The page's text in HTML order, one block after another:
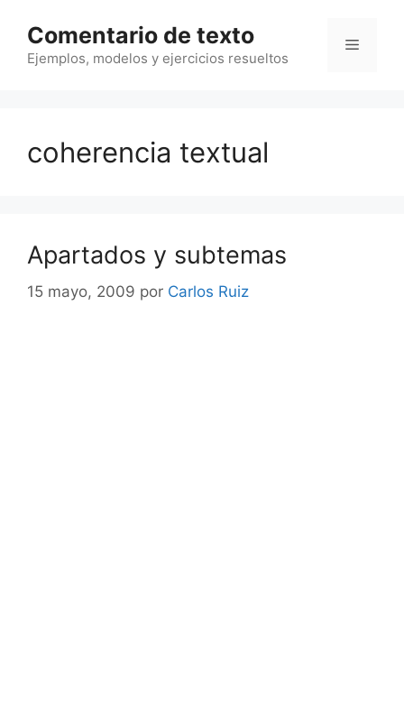
contenido
Comentario de texto
Ejemplos, modelos y ejercicios resueltos
Menú
coherencia textual
Apartados y subtemas
15 mayo, 2009 por Carlos Ruiz